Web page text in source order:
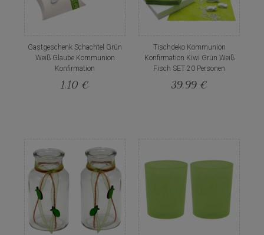
Gastgeschenk Schachtel Grün
Weiß Glaube Kommunion
Konfirmation
1,10 €
Tischdeko Kommunion
Konfirmation Kiwi Grün Weiß
Fisch SET 20 Personen
39,99 €